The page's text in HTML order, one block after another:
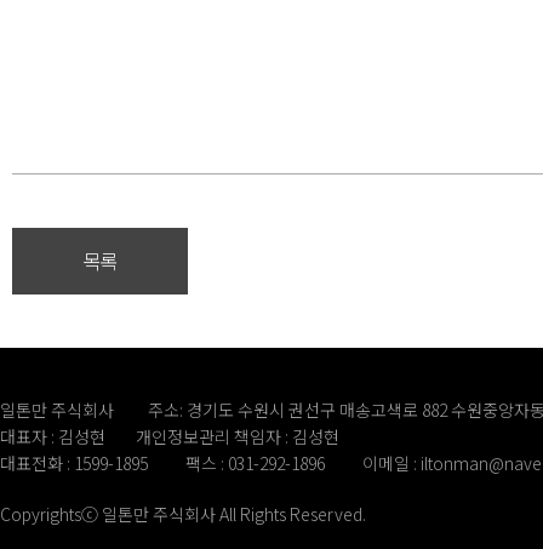
목록
일톤만 주식회사
주소: 경기도 수원시 권선구 매송고색로 882 수원중앙자
대표자 : 김성현
개인정보관리 책임자 : 김성현
대표전화 : 1599-1895
팩스 : 031-292-1896 이메일 :
Copyrightsⓒ 일톤만 주식회사 All Rights Reserved.